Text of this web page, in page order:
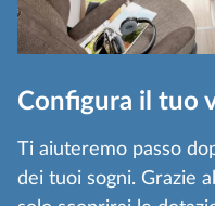
Configura il tuo
Ti aiuteremo passo
dei tuoi sogni. Grazie